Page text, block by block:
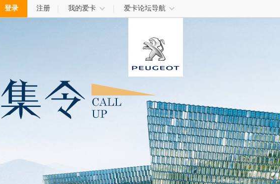
爱卡论坛导航
我的爱卡
注册
登录